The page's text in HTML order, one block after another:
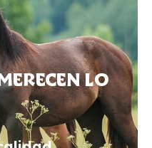
lo